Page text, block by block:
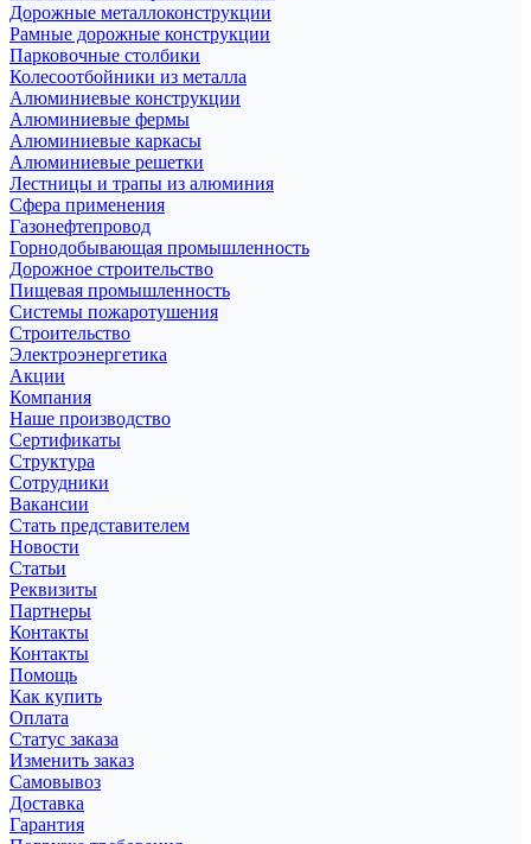
Дорожные металлоконструкции
Рамные дорожные конструкции
Парковочные столбики
Колесоотбойники из металла
Алюминиевые конструкции
Алюминиевые фермы
Алюминиевые каркасы
Алюминиевые решетки
Лестницы и трапы из алюминия
Сфера применения
Газонефтепровод
Горнодобывающая промышленность
Дорожное строительство
Пищевая промышленность
Системы пожаротушения
Строительство
Электроэнергетика
Акции
Компания
Наше производство
Сертификаты
Структура
Сотрудники
Вакансии
Стать представителем
Новости
Статьи
Реквизиты
Партнеры
Контакты
Контакты
Помощь
Как купить
Оплата
Статус заказа
Изменить заказ
Самовывоз
Доставка
Гарантия